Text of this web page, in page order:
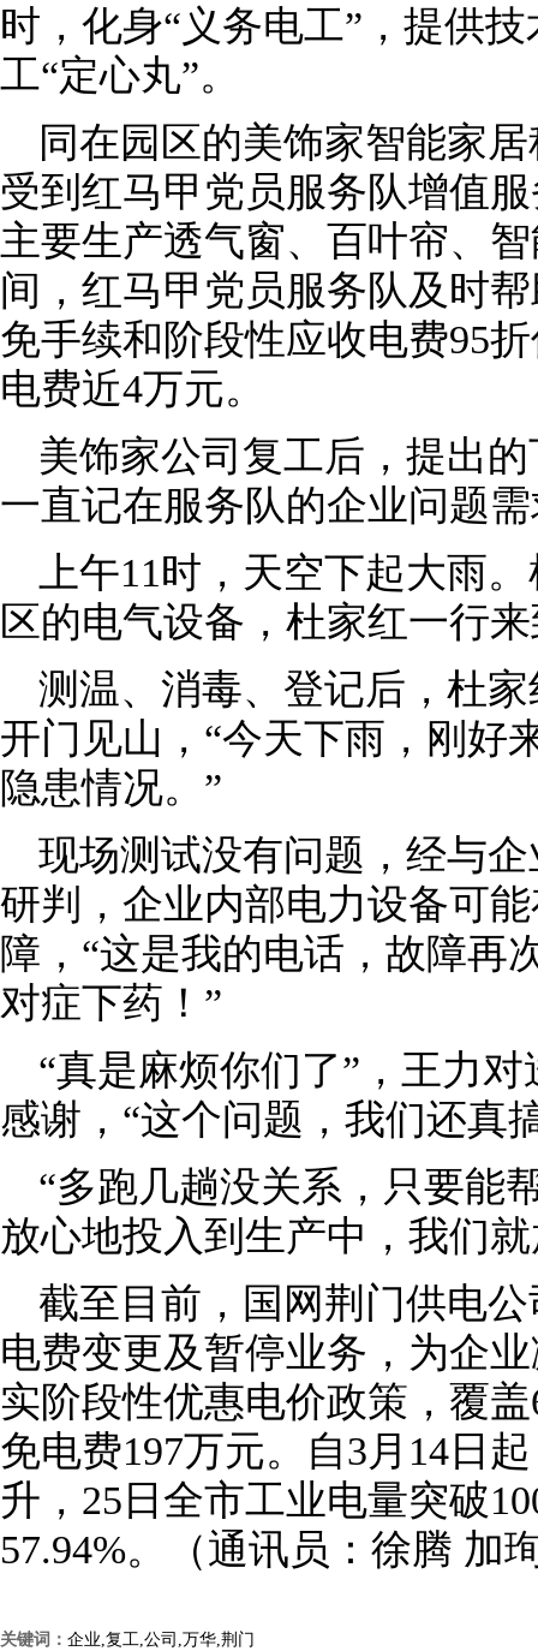
时，化身“义务电工”，提供
工“定心丸”。
同在园区的美饰家智能家
受到红马甲党员服务队增值
主要生产透气窗、百叶帘、
间，红马甲党员服务队及时
免手续和阶段性应收电费95
电费近4万元。
美饰家公司复工后，提出
一直记在服务队的企业问题
上午11时，天空下起大雨
区的电气设备，杜家红一行
测温、消毒、登记后，杜
开门见山，“今天下雨，刚好
隐患情况。”
现场测试没有问题，经与
研判，企业内部电力设备可
障，“这是我的电话，故障再
对症下药！”
“真是麻烦你们了”，王力
感谢，“这个问题，我们还真
“多跑几趟没关系，只要能
放心地投入到生产中，我们
截至目前，国网荆门供电
电费变更及暂停业务，为企
实阶段性优惠电价政策，覆
免电费197万元。自3月14日
升，25日全市工业电量突破
57.94%。（通讯员：徐腾 加
关键词： 企业,复工,公司,万华,荆门